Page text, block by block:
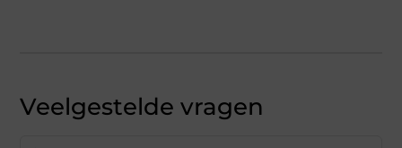
Veelgestelde vragen